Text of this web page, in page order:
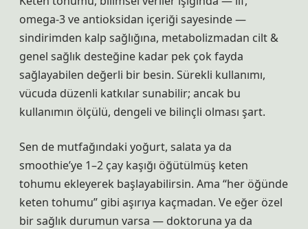
omega‑3 ve antioksidan içeriği sayesinde —
sindirimden kalp sağlığına, metabolizmadan cilt &
genel sağlık desteğine kadar pek çok fayda
sağlayabilen değerli bir besin. Sürekli kullanımı,
vücuda düzenli katkılar sunabilir; ancak bu
kullanımın ölçülü, dengeli ve bilinçli olması şart.
Sen de mutfağındaki yoğurt, salata ya da
smoothie’ye 1–2 çay kaşığı öğütülmüş keten
tohumu ekleyerek başlayabilirsin. Ama “her öğünde
keten tohumu” gibi aşırıya kaçmadan. Ve eğer özel
bir sağlık durumun varsa — doktoruna ya da